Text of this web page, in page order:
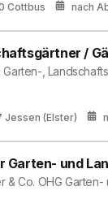
Cottbus nach
/
Garten-,
Jessen (Elster)
Garten- und
& Co. OHG